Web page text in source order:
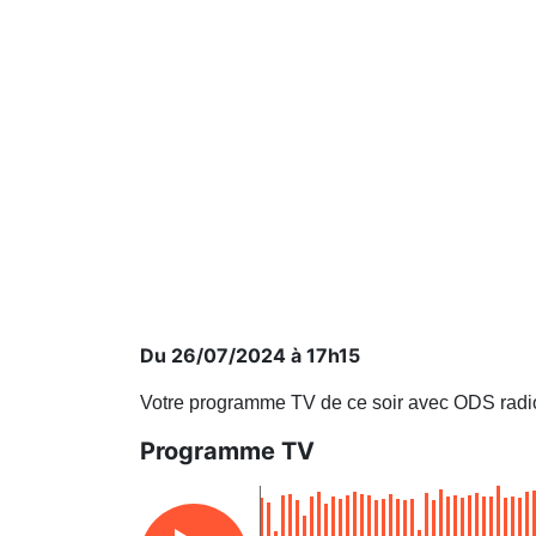
Du 26/07/2024 à 17h15
Votre programme TV de ce soir avec ODS
Programme TV